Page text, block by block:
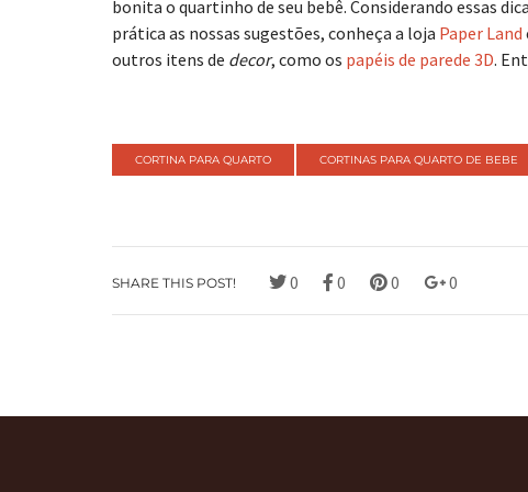
bonita o quartinho de seu bebê. Considerando essas
prática as nossas sugestões, conheça a loja Paper Land
outros itens de decor, como os papéis de parede 3D.
CORTINA PARA QUARTO CORTINAS PARA QUARTO DE BEBE
SHARE THIS POST! 0 0 0 0